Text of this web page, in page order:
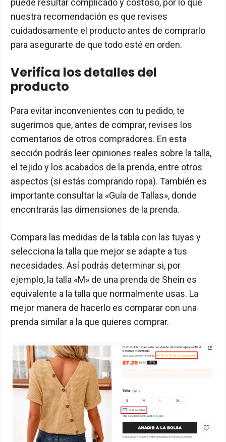
puede resultar complicado y costoso, por lo que
nuestra recomendación es que revises
cuidadosamente el producto antes de comprarlo
para asegurarte de que todo esté en orden.
Verifica los detalles del
producto
Para evitar inconvenientes con tu pedido, te
sugerimos que, antes de comprar, revises los
comentarios de otros compradores. En esta
sección podrás leer opiniones reales sobre la talla,
el tejido y los acabados de la prenda, entre otros
aspectos (si estás comprando ropa). También es
importante consultar la «Guía de Tallas», donde
encontrarás las dimensiones de la prenda.
Compara las medidas de la tabla con las tuyas y
selecciona la talla que mejor se adapte a tus
necesidades. Así podrás determinar si, por
ejemplo, la talla «M» de una prenda de Shein es
equivalente a la talla que normalmente usas. La
mejor manera de hacerlo es comparar con una
prenda similar a la que quieres comprar.